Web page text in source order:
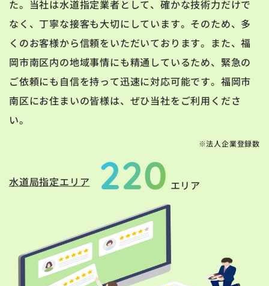
た。当社は水道指定業者として、確かな技術力だけで
なく、丁寧な接客も大切にしています。そのため、多
くのお客様から信頼をいただいております。また、福
岡市南区内の地域事情にも精通しているため、緊急の
ご依頼にも自信を持って迅速に対応可能です。福岡市
南区にお住まいの皆様は、ぜひ当社をご利用くださ
い。
※法人企業登録数
水道局指定エリア 220 エリア